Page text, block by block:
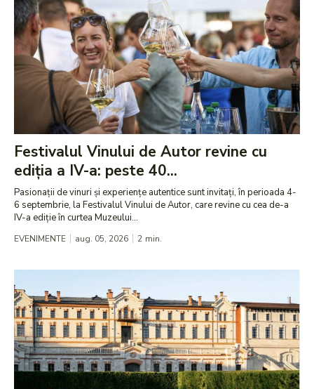
Festivalul Vinului de Autor revine cu
ediția a IV-a: peste 40...
Pasionații de vinuri și experiențe autentice sunt invitați, în perioada 4-
6 septembrie, la Festivalul Vinului de Autor, care revine cu cea de-a
IV-a ediție în curtea Muzeului...
EVENIMENTE aug. 05, 2026 2 min.